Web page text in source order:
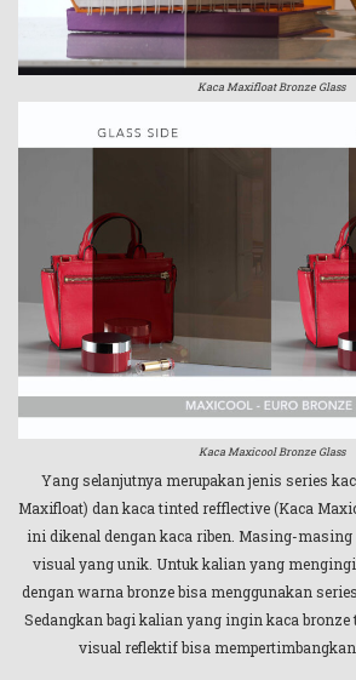
Kaca Maxifloat Bronze Glass
Kaca Maxicool Bronze Glass
Yang selanjutnya merupakan jenis series
Maxifloat) dan kaca tinted refflective (Kaca
ini dikenal dengan kaca riben. Masing-
visual yang unik. Untuk kalian yang
dengan warna bronze bisa menggunakan
Sedangkan bagi kalian yang ingin kaca bronze
visual reflektif bisa mempertimbangkan